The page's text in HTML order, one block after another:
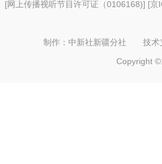
[网上传播视听节目许可证（0106168)] [京
制作：中新社新疆分社 技
Copyright